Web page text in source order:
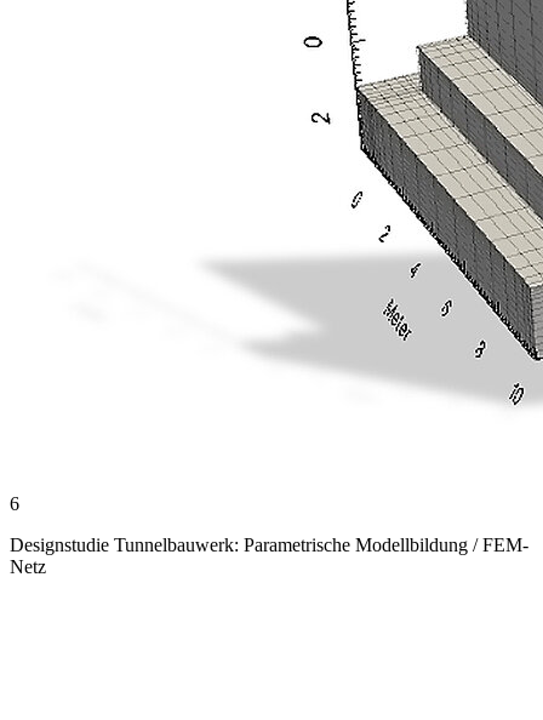
6
Designstudie Tunnelbauwerk: Parametrische Modellbildung / FEM-
Netz